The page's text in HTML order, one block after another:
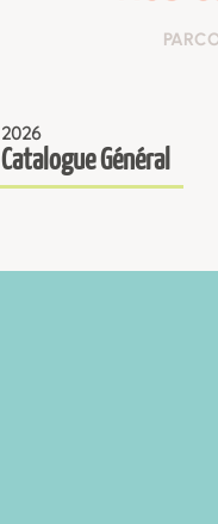
2026
Catalogue Général